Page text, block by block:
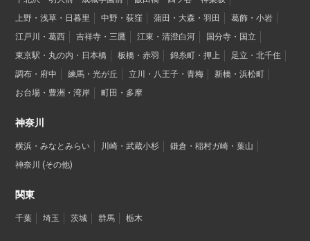
上野・浅草・日暮里
中野・荻窪 蒲田・大森・羽田
葛飾・小岩
江戸川・葛西
吉祥寺・三鷹 江東・清澄白河
国分寺・国立
東京駅・丸の内・日本橋
板橋・赤羽 錦糸町・押上
足立・北千住
調布・府中
練馬・光が丘 立川・八王子・青梅
新橋・浜松町
お台場・豊洲・湾岸
町田・多摩
神奈川
横浜・みなとみらい 川崎・武蔵小杉
鎌倉・稲村ガ崎・葉山
神奈川 (その他)
関東
千葉 埼玉 茨城 群馬 栃木